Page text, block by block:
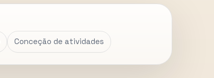
Conceção de atividades